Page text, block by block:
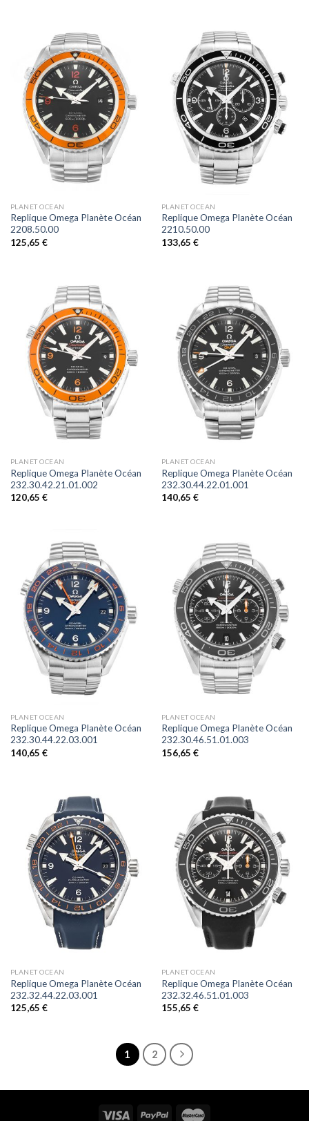
PLANET OCEAN
Replique Omega Planète Océan
2208.50.00
125,65 €
PLANET OCEAN
Replique Omega Planète Océan
2210.50.00
133,65 €
PLANET OCEAN
Replique Omega Planète Océan
232.30.42.21.01.002
120,65 €
PLANET OCEAN
Replique Omega Planète Océan
232.30.44.22.01.001
140,65 €
PLANET OCEAN
Replique Omega Planète Océan
232.30.44.22.03.001
140,65 €
PLANET OCEAN
Replique Omega Planète Océan
232.30.46.51.01.003
156,65 €
PLANET OCEAN
Replique Omega Planète Océan
232.32.44.22.03.001
125,65 €
PLANET OCEAN
Replique Omega Planète Océan
232.32.46.51.01.003
155,65 €
1 2